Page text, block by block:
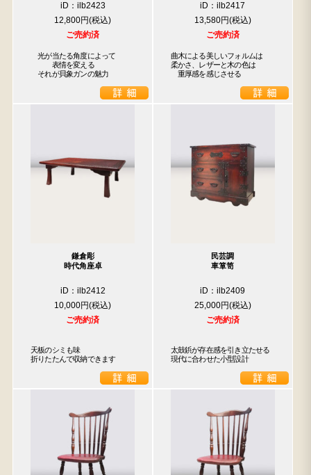
iD：ilb2423
12,800円
ご売約済
光が当たる角度によって
表情を変える
それが貝象ガンの魅力
iD：ilb2417
13,580円
ご売約済
曲木による美しいフォルムは
柔かさ、レザーと木の色は
重厚感を感じさせる
鎌倉彫
時代角座卓
iD：ilb2412
10,000円
ご売約済
天板のシミも味
折りたたんで収納できます
民芸調
車箪笥
iD：ilb2409
25,000円
ご売約済
太鼓鋲が存在感を引き立たせる
現代に合わせた小型設計